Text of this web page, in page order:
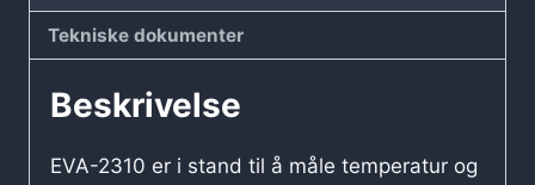
Tekniske dokumenter
Beskrivelse
EVA-2310 er i stand til å måle temperatur og